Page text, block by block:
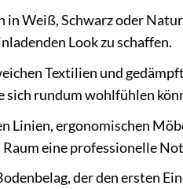
in Weiß, Schwarz oder
Look zu schaffen.
Textilien und
sich rundum wohlfühlen
Linien, ergonomischen
eine professionelle
der den ersten